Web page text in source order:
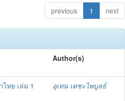
previous 1 next
Author(s)
ทย เล่ม 1 อุเทน เตชะไพบูลย์